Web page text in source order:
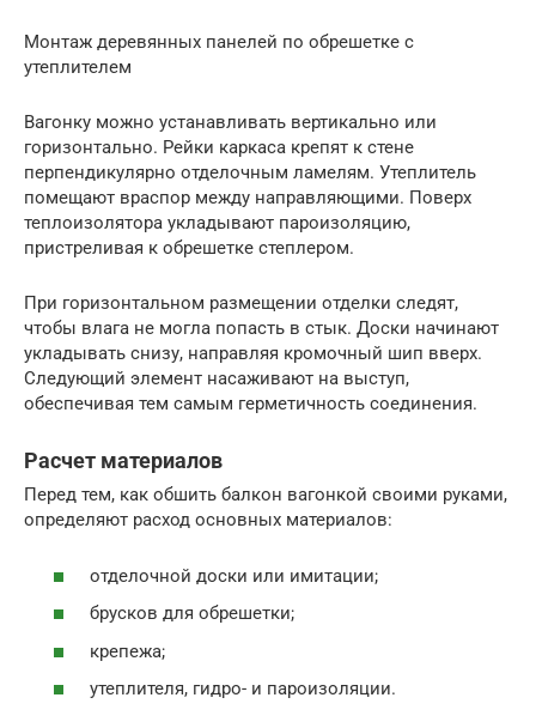
Монтаж деревянных панелей по обрешетке с
утеплителем
Вагонку можно устанавливать вертикально или
горизонтально. Рейки каркаса крепят к стене
перпендикулярно отделочным ламелям. Утеплитель
помещают враспор между направляющими. Поверх
теплоизолятора укладывают пароизоляцию,
пристреливая к обрешетке степлером.
При горизонтальном размещении отделки следят,
чтобы влага не могла попасть в стык. Доски начинают
укладывать снизу, направляя кромочный шип вверх.
Следующий элемент насаживают на выступ,
обеспечивая тем самым герметичность соединения.
Расчет материалов
Перед тем, как обшить балкон вагонкой своими руками,
определяют расход основных материалов:
отделочной доски или имитации;
брусков для обрешетки;
крепежа;
утеплителя, гидро- и пароизоляции.